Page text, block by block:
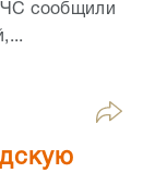
сообщили